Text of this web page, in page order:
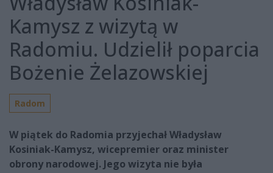
Kamysz z wizytą w
Radomiu. Udzielił poparcia
Bożenie Żelazowskiej
Radom
W piątek do Radomia przyjechał Władysław
Kosiniak-Kamysz, wicepremier oraz minister
obrony narodowej. Jego wizyta nie była